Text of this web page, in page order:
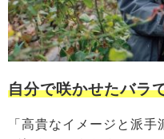
自分で咲かせたバラ
「高貴なイメージと派